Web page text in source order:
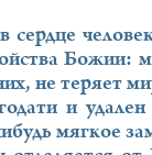
сердце
Божии:
не теряет
и
мягкое